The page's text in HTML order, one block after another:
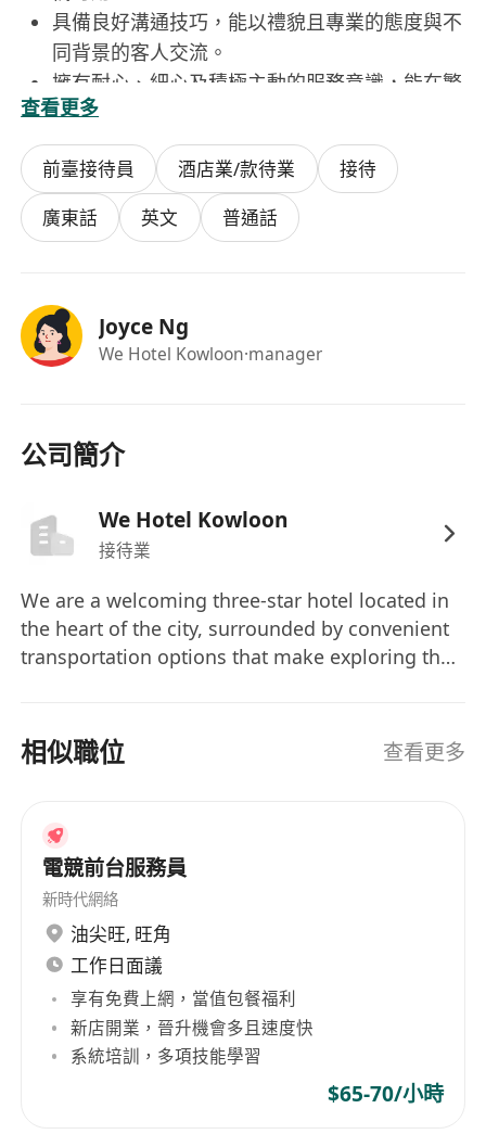
具備良好溝通技巧，能以禮貌且專業的態度與不
同背景的客人交流。
擁有耐心、細心及積極主動的服務意識，能在繁
忙環境中保持冷靜。
懂基本電腦操作，熟悉酒店管理系統者尤佳。
中學畢業或以上程度，具酒店業前線服務經驗者
優先考慮。
能操流利粵語，懂基礎普通話及英語者為佳。
查看更多
前臺接待員 酒店業/款待業
接待
廣東話
英文 普通話
Joyce Ng
We Hotel Kowloon·manager
公司簡介
We Hotel Kowloon
接待業
We are a welcoming three‑star hotel located in
the heart of the city, surrounded by convenient
transportation options that make exploring the
accommodate both business and leisure
travelers. Our mission is to provide every guest
friendly service and practical amenities.
Connected to all major online booking
platforms, we make reservations simple and
accessible for guests from around the world.
Our team takes pride in being approachable
and attentive—ensuring every stay feels
personal, comfortable, and memorable.
Whether visiting for business, a family trip, or a
short city getaway, guests can expect clean
rooms, warm hospitality, and outstanding value.
At our hotel, every guest is treated like family.
相似職位 查看更多
電競前台服務員
新時代網絡
油尖旺, 旺角
工作日面議
享有免費上網，當值包餐福利
新店開業，晉升機會多且速度快
系統培訓，多項技能學習
$65-70/小時